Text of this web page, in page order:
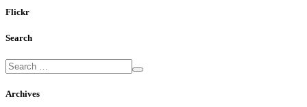
Flickr
Search
Archives